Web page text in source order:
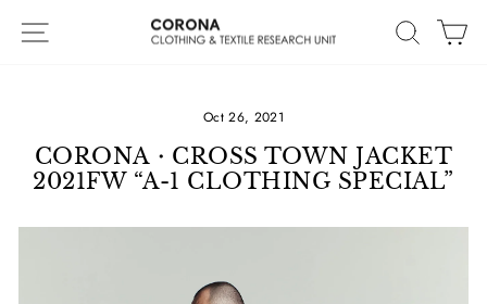
Site navigation Search
Oct 26, 2021
CORONA・CROSS TOWN JACKET
2021FW “A-1 CLOTHING SPECIAL”